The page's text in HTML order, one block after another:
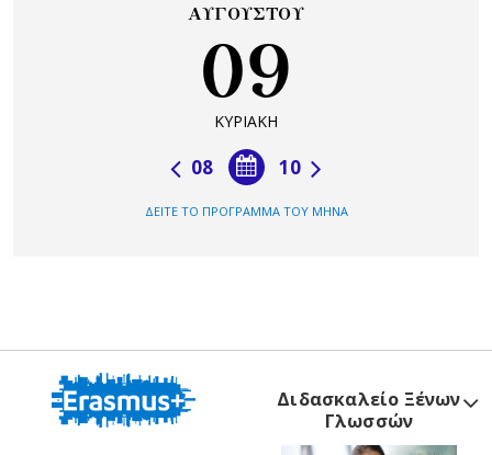
ΑΥΓΟΥΣΤΟΥ
09
ΚΥΡΙΑΚΗ
10
08
ΔΕΙΤΕ ΤΟ ΠΡΟΓΡΑΜΜΑ ΤΟΥ ΜΗΝΑ
Διδασκαλείο Ξένων
Γλωσσών